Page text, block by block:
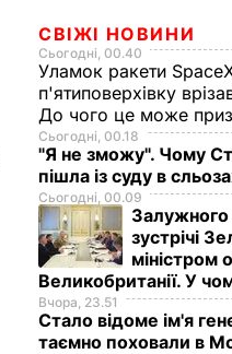
СВІЖІ НОВИНИ
Сьогодні, 00.40
Уламок ракети
п'ятиповерхівку
До чого це може
Сьогодні, 00.18
"Я не зможу". Чому
пішла із суду в
Сьогодні, 00.09
Залужного
зустрічі
міністром
Великобританії. У
Вчора, 23.51
Стало відоме ім'я
таємно поховали в